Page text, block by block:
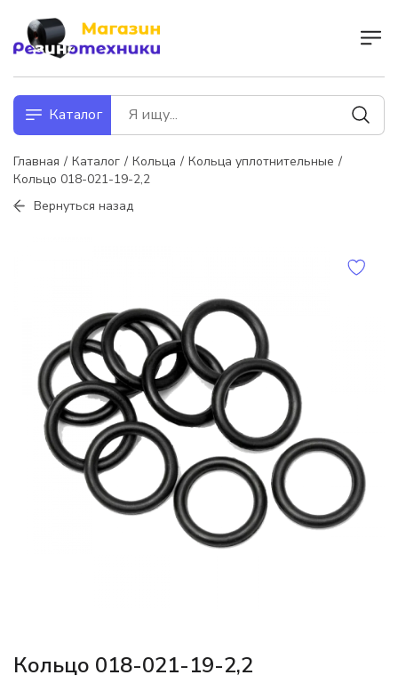
Каталог
Главная Каталог Кольца
Кольца уплотнительные
Кольцо 018-021-19-2,2
Вернуться назад
Кольцо 018-021-19-2,2